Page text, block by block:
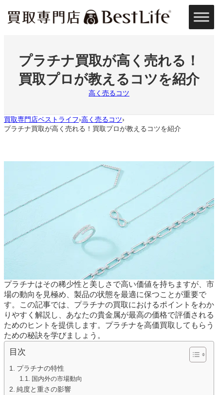
容
を
プラチナ買取が高く売れる！
買取プロが教えるコツを紹介
高く売るコツ
買取専門店ベストライフ›高く売るコツ›
プラチナ買取が高く売れる！買取プロが教えるコツを紹介
プラチナはその稀少性と美しさで高い価値を持ちますが、市
場の動向を見極め、製品の状態を最適に保つことが重要で
す。この記事では、プラチナの買取におけるポイントをわか
りやすく解説し、あなたの貴金属が最高の価格で評価される
ためのヒントを提供します。プラチナを高価買取してもらう
ための秘訣を学びましょう。
目次
プラチナの特性
国内外の市場動向
純度と重さの影響